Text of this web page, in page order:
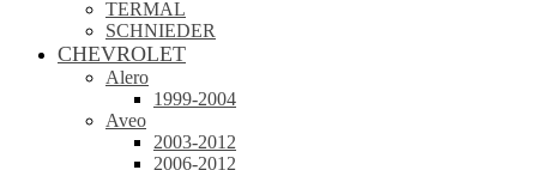
TERMAL
SCHNIEDER
CHEVROLET
Alero
1999-2004
Aveo
2003-2012
2006-2012